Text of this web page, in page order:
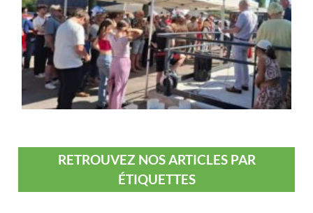
RETROUVEZ NOS ARTICLES PAR
ÉTIQUETTES